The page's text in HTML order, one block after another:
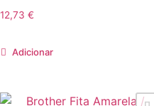
12mmx8mts (Não Laminada)
12,73 €
Adicionar